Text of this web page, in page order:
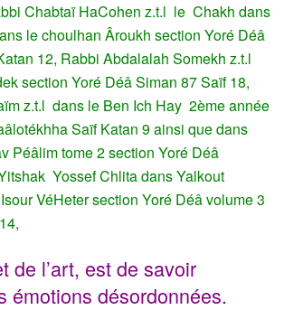
Chabtaï HaCohen z.t.l le Chakh dans
le choulhan Âroukh section Yoré Déâ
12, Rabbi Abdalalah Somekh z.t.l
section Yoré Déâ Siman 87 Saïf 18,
z.t.l dans le Ben Ich Hay 2ème année
Saïf Katan 9 ainsi que dans
Péâlim tome 2 section Yoré Déâ
Yossef Chlita dans Yalkout
VéHeter section Yoré Déâ volume 3
de l’art, est de savoir
émotions désordonnées.